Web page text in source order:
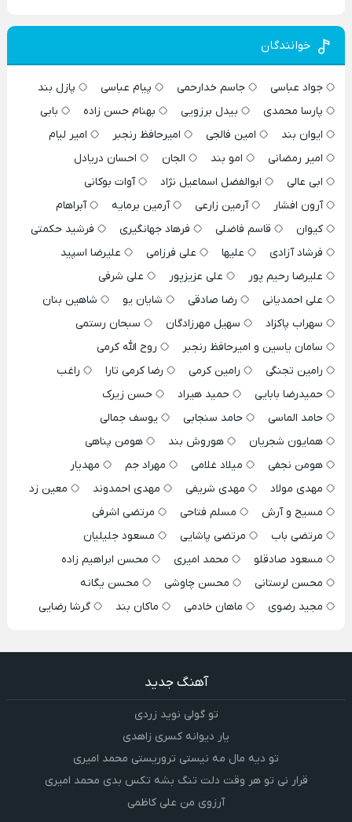
خوانندگان
جواد عباسی جاسم خدارحمی پیام عباسی
پازل بند
پارسا محمدی
بیدل برزویی بهنام حسن زاده
بابی
ایوان بند
امین فالجی امیرحافظ رنجبر
امیر لیام
امیر رمضانی
امو بند الجان
احسان دریادل
ابی عالی
ابوالفضل اسماعیل نژاد
آوات بوکانی
آرون افشار
آرمین زارعی آرمین برمایه
آبراهام
کیوان
قاسم فاضلی فرهاد جهانگیری
فرشید حکمتی
فرشاد آزادی
علیها علی فرزامی
علیرضا اسپید
علیرضا رحیم پور
علی عزیزپور
علی شرفی
علی احمدیانی
رضا صادقی شایان یو
شاهین بنان
سهراب پاکزاد
سهیل مهرزادگان
سبحان رستمی
سامان یاسین و امیرحافظ رنجبر
روح الله کرمی
رامین تجنگی
رامین کرمی رضا کرمی تارا
راغب
حمیدرضا بابایی
حمید هیراد
حسن زیرک
حامد الماسی
حامد سنجابی
یوسف جمالی
همایون شجریان
هوروش بند
هومن پناهی
هومن نجفی
میلاد غلامی مهراد جم
مهدیار
مهدی مولاد
مهدی شریفی مهدی احمدوند
معین زد
مسیح و آرش
مسلم فتاحی
مرتضی اشرفی
مرتضی باب
مرتضی پاشایی
مسعود جلیلیان
مسعود صادقلو
محمد امیری
محسن ابراهیم زاده
محسن لرستانی
محسن چاوشی
محسن یگانه
مجید رضوی
ماهان خادمی ماکان بند گرشا رضایی
آهنگ جدید
تو گولی نوید زردی
یار دیوانه کسری زاهدی
تو دیه مال مه نیستی تروریستی محمد امیری
قرار نی تو هر وقت دلت تنگ بشه تکس بدی محمد امیری
آرزوی من علی کاظمی